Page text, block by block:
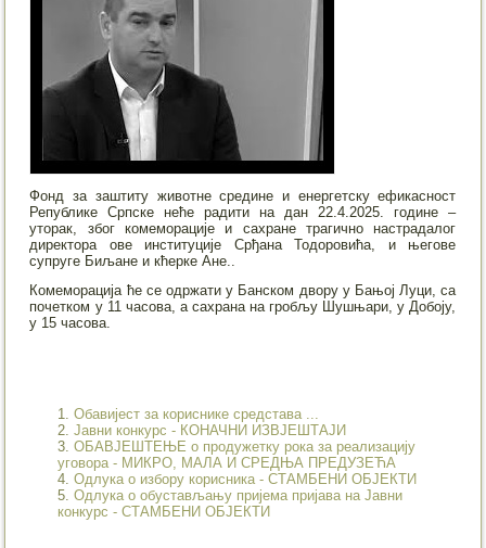
Фонд за заштиту животне средине и енергетску ефикасност
Републике Српске неће радити на дан 22.4.2025. године –
уторак, због комеморације и сахране трагично настрадалог
директора ове институције Срђана Тодоровића, и његове
супруге Биљане и кћерке Ане..
Комеморација ће се одржати у Банском двору у Бањој Луци, са
почетком у 11 часова, а сахрана на гробљу Шушњари, у Добоју,
у 15 часова.
Обавијест за кориснике средстава ...
Јавни конкурс - КОНАЧНИ ИЗВЈЕШТАЈИ
ОБАВЈЕШТЕЊЕ о продужетку рока за реализацију
уговора - МИКРО, МАЛА И СРЕДЊА ПРЕДУЗЕЋА
Одлука о избору корисника - СТАМБЕНИ ОБЈЕКТИ
Одлука о обустављању пријема пријава на Јавни
конкурс - СТАМБЕНИ ОБЈЕКТИ